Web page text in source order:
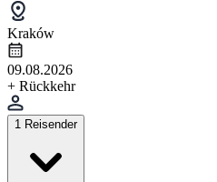
Kraków
09.08.2026
+ Rückkehr
1 Reisender